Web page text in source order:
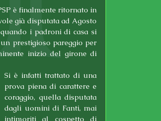
è finalmente ritornato in
già disputata ad Agosto
i padroni di casa si
prestigioso pareggio per
inizio del girone di
Si è infatti trattato di una
prova piena di carattere e
coraggio, quella disputata
dagli uomini di Fanti, mai
intimoriti al cospetto di